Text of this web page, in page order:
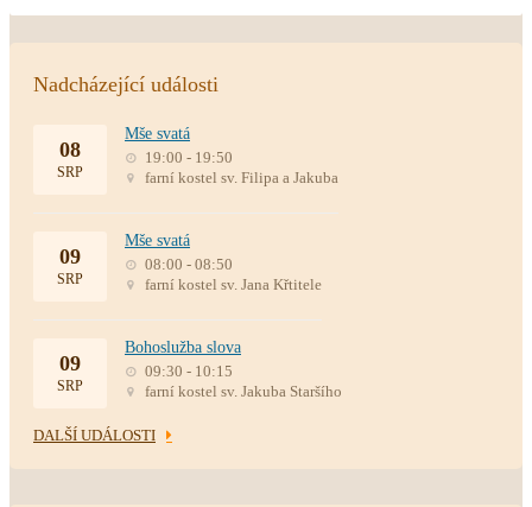
Nadcházející události
08
SRP
Mše svatá
19:00 - 19:50
farní kostel sv. Filipa a Jakuba
09
SRP
Mše svatá
08:00 - 08:50
farní kostel sv. Jana Křtitele
09
SRP
Bohoslužba slova
09:30 - 10:15
farní kostel sv. Jakuba Staršího
DALŠÍ UDÁLOSTI